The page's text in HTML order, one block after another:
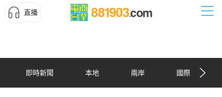
直播
即時新聞 本地 兩岸 國際